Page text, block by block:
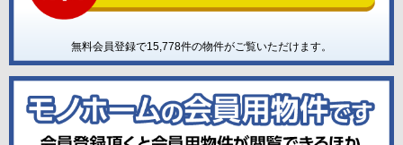
無料会員登録で15,778件の物件がご覧いただけます。